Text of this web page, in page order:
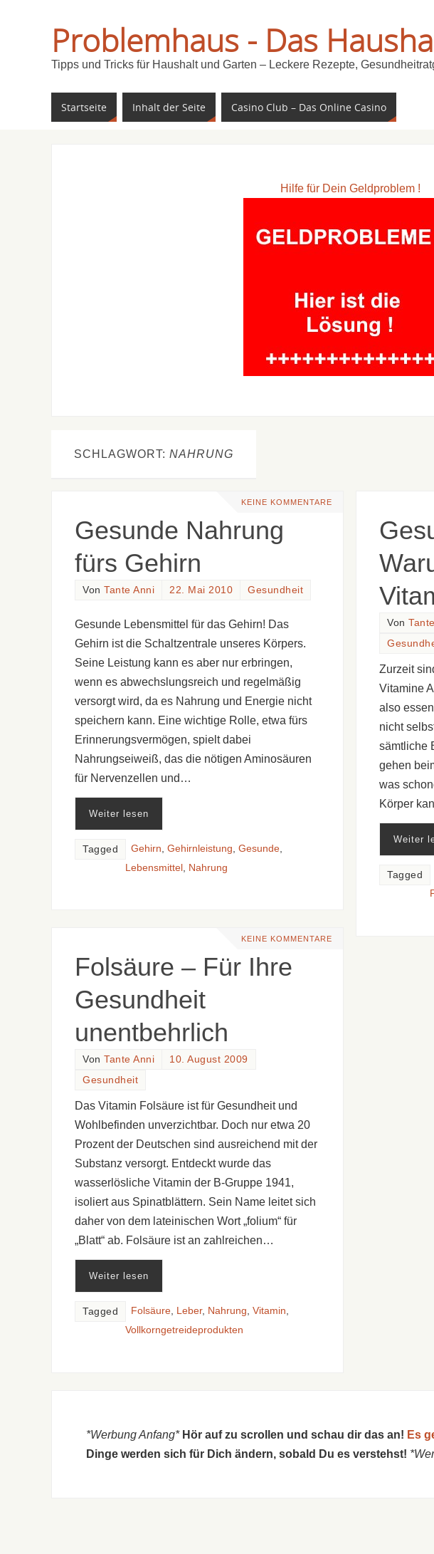
Problemhaus - Das
Tipps und Tricks für Haushalt und Garten – Leckere Rezepte,
Startseite Inhalt der Seite Casino Club – Das Online Casino
Hilfe für Dein Geldproblem !
SCHLAGWORT: NAHRUNG
KEINE KOMMENTARE
Gesunde Nahrung
fürs Gehirn
Von Tante Anni 22. Mai 2010 Gesundheit
Gesunde Lebensmittel für das Gehirn! Das
Gehirn ist die Schaltzentrale unseres Körpers.
Seine Leistung kann es aber nur erbringen,
wenn es abwechslungsreich und regelmäßig
versorgt wird, da es Nahrung und Energie nicht
speichern kann. Eine wichtige Rolle, etwa fürs
Erinnerungsvermögen, spielt dabei
Nahrungseiweiß, das die nötigen Aminosäuren
für Nervenzellen und…
Weiter lesen
Tagged Gehirn Gehirnleistung Gesunde
Lebensmittel Nahrung
Von
Zurzeit
Vitamine
also
nicht
sämtliche
gehen
was
Körper
Weiter
Tagged
KEINE KOMMENTARE
Folsäure – Für Ihre
Gesundheit
unentbehrlich
Von Tante Anni
10. August 2009
Gesundheit
Das Vitamin Folsäure ist für Gesundheit und
Wohlbefinden unverzichtbar. Doch nur etwa 20
Prozent der Deutschen sind ausreichend mit der
Substanz versorgt. Entdeckt wurde das
wasserlösliche Vitamin der B-Gruppe 1941,
isoliert aus Spinatblättern. Sein Name leitet sich
daher von dem lateinischen Wort „folium“ für
„Blatt“ ab. Folsäure ist an zahlreichen…
Weiter lesen
Tagged Folsäure Leber, Nahrung Vitamin
Vollkorngetreideprodukten
*Werbung Anfang* Hör auf zu scrollen und schau dir das an! Es
Dinge werden sich für Dich ändern, sobald Du es verstehst!